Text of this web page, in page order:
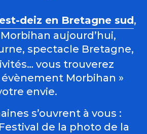
deiz en Bretagne sud,
aujourd’hui,
spectacle Bretagne,
vous trouverez
Morbihan »
envie.
s’ouvrent à vous :
de la photo de la